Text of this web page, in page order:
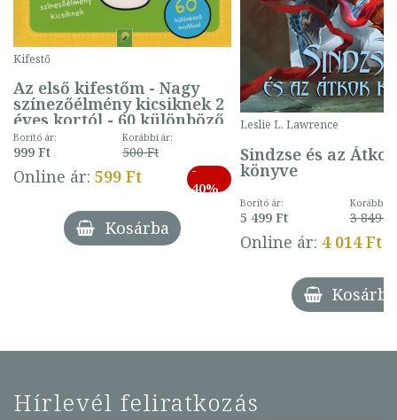
Kifestő
Az első kifestőm - Nagy
színezőélmény kicsiknek 2
éves kortól - 60 különböző
mintával (gombás)
Borító ár:
999 Ft
Korábbi ár:
500 Ft
Online ár: 599 Ft
-
40%
Kosárba
Leslie L. Lawrence
Sindzse és az Átkok
könyve
Borító ár:
5 499 Ft
Korábbi
3 849 Ft
Online ár: 4 014 Ft
Kosárba
Hírlevél feliratkozás